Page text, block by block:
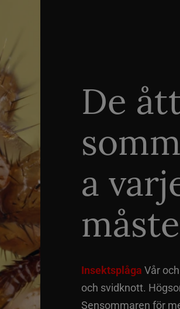
De
a
Insektsplåga Vår
och svidknott.
Sensommaren för